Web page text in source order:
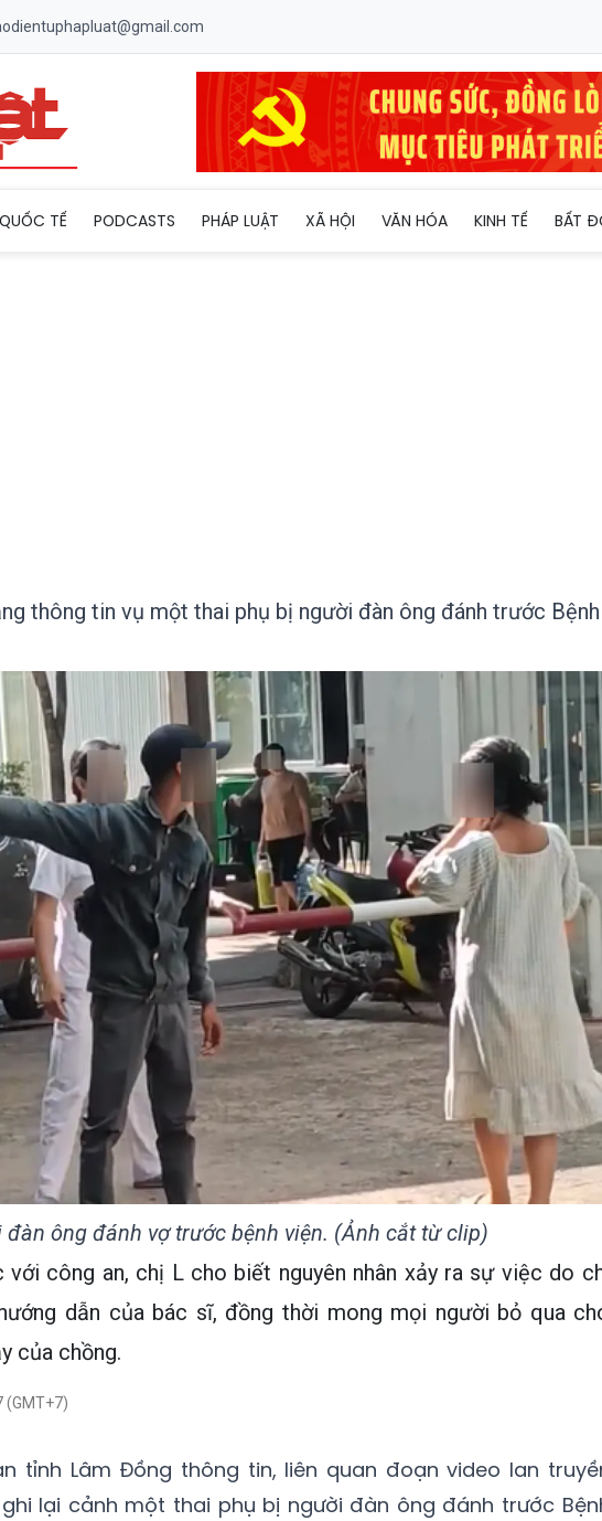
QUỐC TẾ PODCASTS PHÁP LUẬT XÃ HỘI VĂN HÓA KINH TẾ BẤT
thông tin vụ một thai phụ bị người đàn ông đánh trước Bệnh
đàn ông đánh vợ trước bệnh viện. (Ảnh cắt từ clip)
với công an, chị L cho biết nguyên nhân xảy ra sự việc do
dẫn của bác sĩ, đồng thời mong mọi người bỏ qua
của chồng.
tỉnh Lâm Đồng thông tin, liên quan đoạn video lan
lại cảnh một thai phụ bị người đàn ông đánh trước